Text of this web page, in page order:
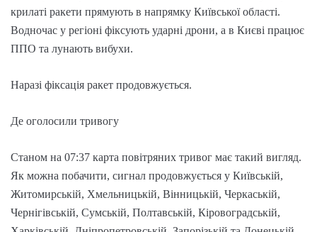
крилаті ракети прямують в напрямку Київської області.
Водночас у регіоні фіксують ударні дрони, а в Києві працює
ППО та лунають вибухи.
Наразі фіксація ракет продовжується.
Де оголосили тривогу
Станом на 07:37 карта повітряних тривог має такий вигляд.
Як можна побачити, сигнал продовжується у Київській,
Житомирській, Хмельницькій, Вінницькій, Черкаській,
Чернігівській, Сумській, Полтавській, Кіровоградській,